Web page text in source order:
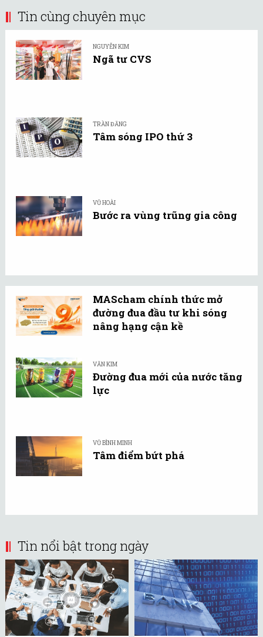
Tin cùng chuyên mục
NGUYỄN KIM
Ngã tư CVS
TRẦN ĐĂNG
Tâm sóng IPO thứ 3
VŨ HOÀI
Bước ra vùng trũng gia công
MAScham chính thức mở
đường đua đầu tư khi sóng
nâng hạng cận kề
VĂN KIM
Đường đua mới của nước tăng
lực
VŨ BÌNH MINH
Tâm điểm bứt phá
Tin nổi bật trong ngày